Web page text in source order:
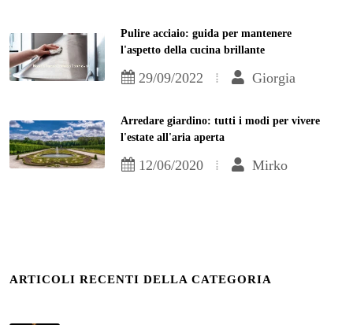
Pulire acciaio: guida per mantenere
l'aspetto della cucina brillante
29/09/2022 Giorgia
Arredare giardino: tutti i modi per vivere
l'estate all'aria aperta
12/06/2020 Mirko
ARTICOLI RECENTI DELLA CATEGORIA